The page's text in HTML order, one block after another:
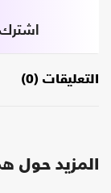
التعليقات (0)
المزيد حول